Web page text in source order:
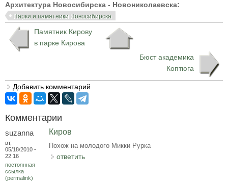
Архитектура Новосибирска - Новониколаевска:
Парки и памятники Новосибирска
Памятник Кирову
в парке Кирова
Бюст академика
Коптюга
Добавить комментарий
Комментарии
suzanna
вт,
05/18/2010 -
22:16
постоянная
ссылка
(permalink)
Киров
Похож на молодого Микки Рурка
ответить